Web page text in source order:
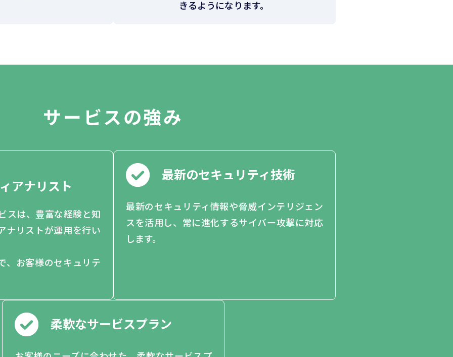
きるようになります。
サービスの強み
アナリスト
スは、豊富な経験と知
ナリストが運用を行い
、お客様のセキュリテ
最新のセキュリティ技術
最新のセキュリティ情報や脅威インテリジェン
スを活用し、常に進化するサイバー攻撃に対応
します。
柔軟なサービスプラン